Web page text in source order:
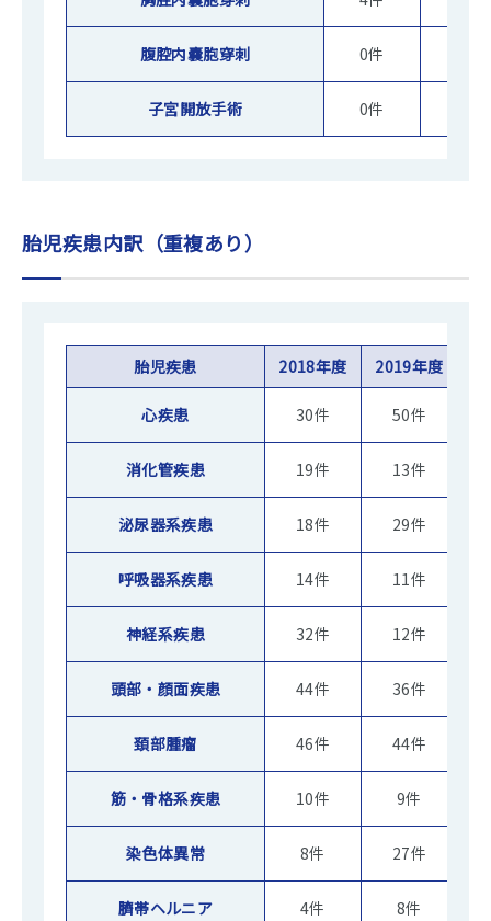
腹腔内嚢胞穿刺 0件
子宮開放手術 0件
胎児疾患内訳（重複あり）
胎児疾患 2018年度 2019年度
心疾患 30件 50件
消化管疾患 19件 13件
泌尿器系疾患 18件 29件
呼吸器系疾患 14件 11件
神経系疾患 32件 12件
頭部・顔面疾患 44件 36件
頚部腫瘤 46件 44件
筋・骨格系疾患 10件 9件
染色体異常 8件 27件
臍帯ヘルニア 4件 8件